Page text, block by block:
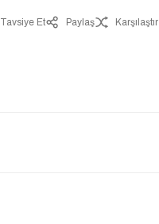
Tavsiye Et Paylaş Karşılaştır